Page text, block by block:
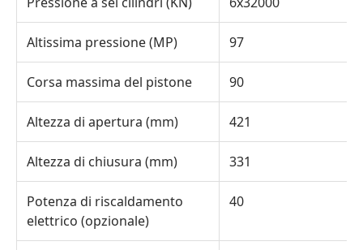
Altissima pressione (MP) 97
Corsa massima del pistone 90
Altezza di apertura (mm) 421
Altezza di chiusura (mm) 331
Potenza di riscaldamento
elettrico (opzionale)
40